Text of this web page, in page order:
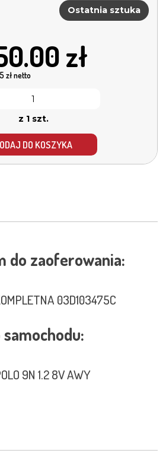
Ostatnia sztuka
zł
zł netto
z 1 szt.
DO KOSZYKA
do zaoferowania:
03D103475C
samochodu:
9N 1.2 8V AWY